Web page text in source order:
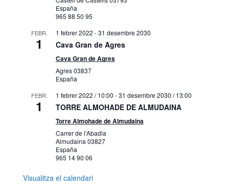
España
965 88 50 95
FEBR.
1
1 febrer 2022 -31 desembre 2030
Cava Gran de Agres
Cava Gran de Agres
Agres03837
España
FEBR.
1
1 febrer 2022 / 10:00 -31 desembre 2030 / 13:00
TORRE ALMOHADE DE ALMUDAINA
Torre Almohade de Almudaina
Carrer de l'Abadia
Almudaina 03827
España
965 14 90 06
Visualitza el calendari